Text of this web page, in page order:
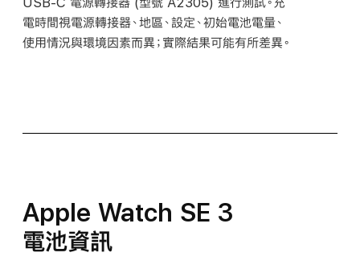
電時間視電源轉接器、地區、設定、初始電池電量、
使用情況與環境因素而異；實際結果可能有所差異。
Apple Watch SE 3
電池資訊